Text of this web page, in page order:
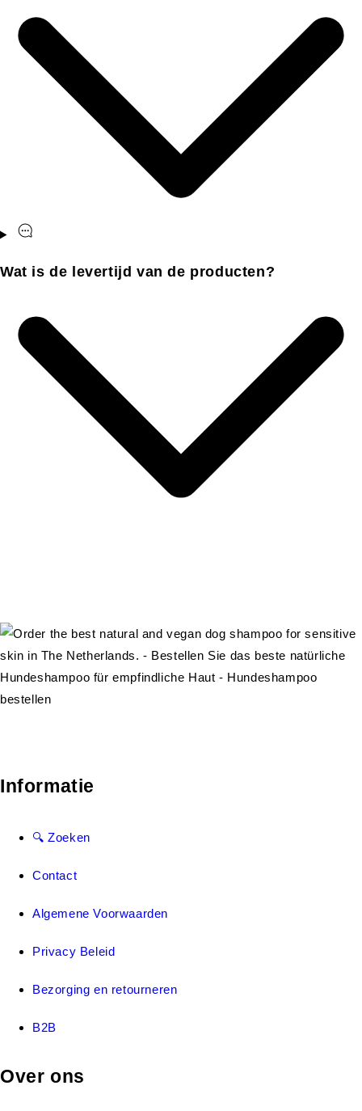
Wat is de levertijd van de producten?
Informatie
🔍 Zoeken
Contact
Algemene Voorwaarden
Privacy Beleid
Bezorging en retourneren
B2B
Over ons